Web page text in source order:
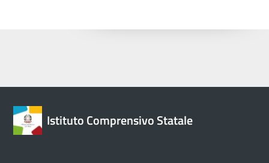
Istituto Comprensivo Statale